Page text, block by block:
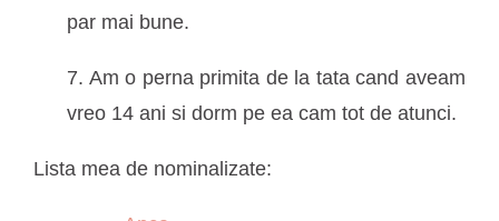
par mai bune.
7. Am o perna primita de la tata cand aveam
vreo 14 ani si dorm pe ea cam tot de atunci.
Lista mea de nominalizate: